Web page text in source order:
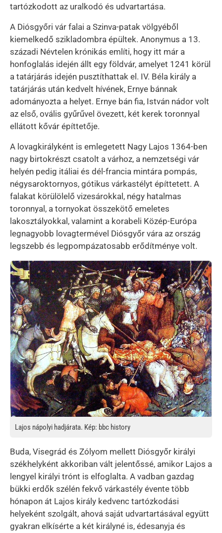
tartózkodott az uralkodó és udvartartása.
A Diósgyőri vár falai a Szinva-patak völgyéből
kiemelkedő szikladombra épültek. Anonymus a 13.
századi Névtelen krónikás említi, hogy itt már a
honfoglalás idején állt egy földvár, amelyet 1241 körül
a tatárjárás idején pusztíthattak el. IV. Béla király a
tatárjárás után kedvelt hívének, Ernye bánnak
adományozta a helyet. Ernye bán fia, István nádor volt
az első, ovális gyűrűvel övezett, két kerek toronnyal
ellátott kővár építtetője.
A lovagkirályként is emlegetett Nagy Lajos 1364-ben
nagy birtokrészt csatolt a várhoz, a nemzetségi vár
helyén pedig itáliai és dél-francia mintára pompás,
négysaroktornyos, gótikus várkastélyt építtetett. A
falakat körülölelő vizesárokkal, négy hatalmas
toronnyal, a tornyokat összekötő emeletes
lakosztályokkal, valamint a korabeli Közép-Európa
legnagyobb lovagtermével Diósgyőr vára az ország
legszebb és legpompázatosabb erődítménye volt.
Kép
Lajos nápolyi hadjárata. Kép: bbc history
Buda, Visegrád és Zólyom mellett Diósgyőr királyi
székhelyként akkoriban vált jelentőssé, amikor Lajos a
lengyel királyi trónt is elfoglalta. A vadban gazdag
bükki erdők szélén fekvő várkastély évente több
hónapon át Lajos király kedvenc tartózkodási
helyeként szolgált, ahová saját udvartartásával együtt
gyakran elkísérte a két királyné is, édesanyja és